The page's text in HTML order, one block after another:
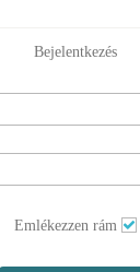
Bejelentkezés
Emlékezzen rám